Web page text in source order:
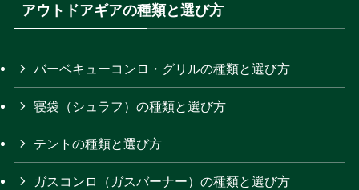
を
選
の
月
ア
ー
カ
イ
ブ
アウトドアギアの種類と選び方
バーベキューコンロ・グリルの種類と選び方
寝袋（シュラフ）の種類と選び方
テントの種類と選び方
ガスコンロ（ガスバーナー）の種類と選び方